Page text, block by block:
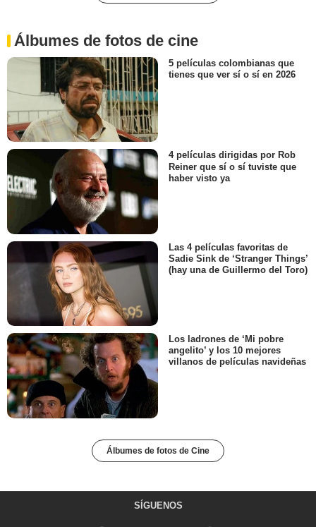
Álbumes de fotos de cine
5 películas colombianas que
tienes que ver sí o sí en 2026
4 películas dirigidas por Rob
Reiner que sí o sí tuviste que
haber visto ya
Las 4 películas favoritas de
Sadie Sink de ‘Stranger Things’
(hay una de Guillermo del Toro)
Los ladrones de ‘Mi pobre
angelito’ y los 10 mejores
villanos de películas navideñas
Álbumes de fotos de Cine
SÍGUENOS